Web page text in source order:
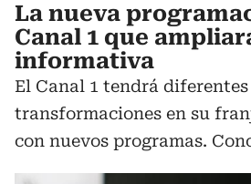
La nueva
Canal 1 que
informativa
El Canal 1 tendrá diferentes
transformaciones en su
con nuevos programas.